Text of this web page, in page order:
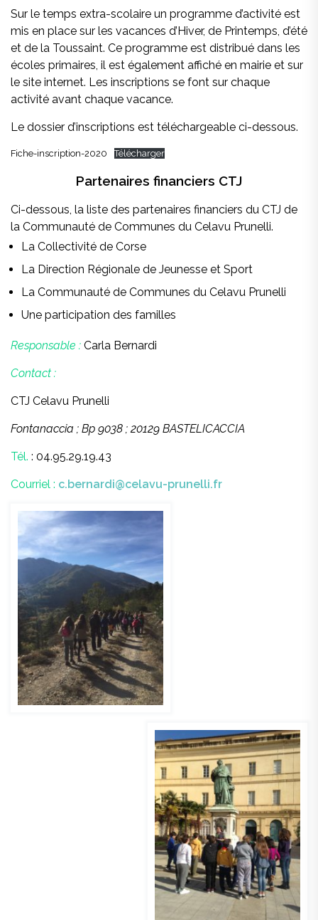
Sur le temps extra-scolaire un programme d’activité est
mis en place sur les vacances d’Hiver, de Printemps, d’été
et de la Toussaint. Ce programme est distribué dans les
écoles primaires, il est également affiché en mairie et sur
le site internet. Les inscriptions se font sur chaque
activité avant chaque vacance.
Le dossier d’inscriptions est téléchargeable ci-dessous.
Fiche-inscription-2020 Télécharger
Partenaires financiers CTJ
Ci-dessous, la liste des partenaires financiers du CTJ de
la Communauté de Communes du Celavu Prunelli.
La Collectivité de Corse
La Direction Régionale de Jeunesse et Sport
La Communauté de Communes du Celavu Prunelli
Une participation des familles
Responsable : Carla Bernardi
Contact :
CTJ Celavu Prunelli
Fontanaccia ; Bp 9038 ; 20129 BASTELICACCIA
Tél. : 04.95.29.19.43
Courriel : c.bernardi@celavu-prunelli.fr